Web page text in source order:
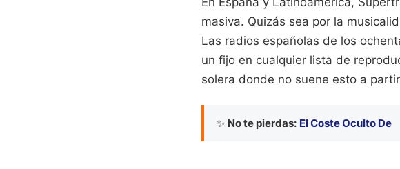
masiva. Quizás sea por la
Las radios españolas de los
un fijo en cualquier lista de
solera donde no suene esto a
✨ No te pierdas: El Coste Oculto De